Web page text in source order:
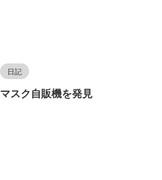
日記
マスク自販機を発見